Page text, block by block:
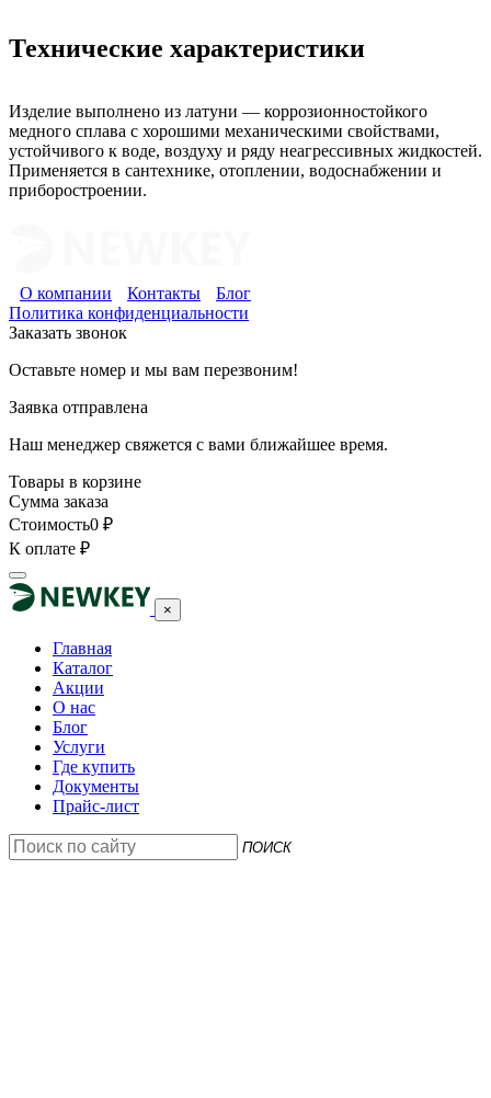
Технические характеристики
Изделие выполнено из латуни — коррозионностойкого
медного сплава с хорошими механическими свойствами,
устойчивого к воде, воздуху и ряду неагрессивных жидкостей.
Применяется в сантехнике, отоплении, водоснабжении и
приборостроении.
О компании Контакты
Блог
Политика конфиденциальности
Заказать звонок
Оставьте номер и мы вам перезвоним!
Заявка отправлена
Наш менеджер свяжется с вами ближайшее время.
Товары в корзине
Сумма заказа
Стоимость0 ₽
К оплате ₽
×
Главная
Каталог
Акции
О нас
Блог
Услуги
Где купить
Документы
Прайс-лист
ПОИСК